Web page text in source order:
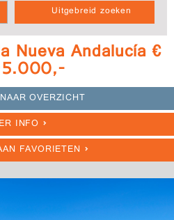
Uitgebreid zoeken
Nueva Andalucía €
OVERZICHT
INFO
FAVORIETEN